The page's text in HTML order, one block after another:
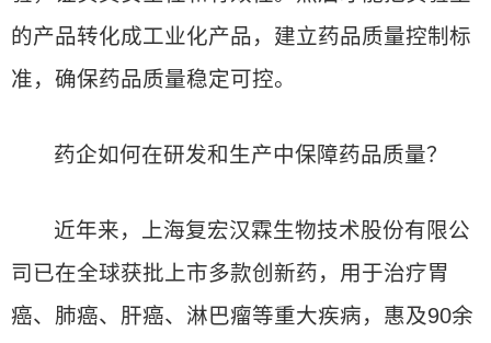
的产品转化成工业化产品，建立药品质量控制标
准，确保药品质量稳定可控。
药企如何在研发和生产中保障药品质量？
近年来，上海复宏汉霖生物技术股份有限公
司已在全球获批上市多款创新药，用于治疗胃
癌、肺癌、肝癌、淋巴瘤等重大疾病，惠及90余